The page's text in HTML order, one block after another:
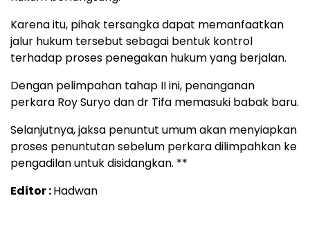
Karena itu, pihak tersangka dapat memanfaatkan
jalur hukum tersebut sebagai bentuk kontrol
terhadap proses penegakan hukum yang berjalan.
Dengan pelimpahan tahap II ini, penanganan
perkara Roy Suryo dan dr Tifa memasuki babak baru.
Selanjutnya, jaksa penuntut umum akan menyiapkan
proses penuntutan sebelum perkara dilimpahkan ke
pengadilan untuk disidangkan. **
Editor :Hadwan